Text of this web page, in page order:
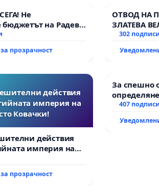
Не
бюджетът на Радев
и правата ни в
прозрачност
ОТВОД НА
ЗЛАТЕВА
302 подписи
действия
империя на
Ковачки!
действия
империя на
прозрачност
За спешно
и407 подписи